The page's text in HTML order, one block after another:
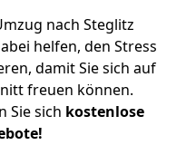
nach Steglitz
helfen, den Stress
damit Sie sich auf
freuen können.
Sie sich kostenlose